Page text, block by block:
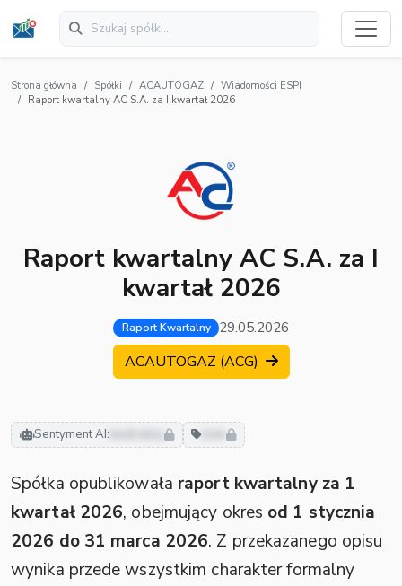
Strona główna Spółki ACAUTOGAZ
Wiadomości ESPI
Raport kwartalny AC S.A. za I kwartał 2026
Raport kwartalny AC S.A. za I
kwartał 2026
Raport Kwartalny 29.05.2026
ACAUTOGAZ (ACG)
Sentyment AI: neutralny inne
Spółka opublikowała raport kwartalny za 1
kwartał 2026, obejmujący okres od 1 stycznia
2026 do 31 marca 2026. Z przekazanego opisu
wynika przede wszystkim charakter formalny